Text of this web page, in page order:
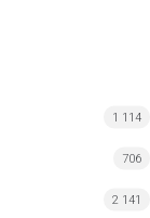
1 114
706
2 141